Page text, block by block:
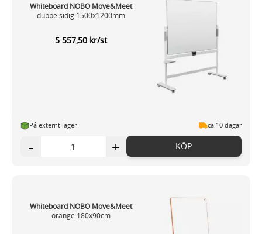
Whiteboard NOBO Move&Meet
dubbelsidig 1500x1200mm
5 557,50 kr/st
På externt lager ca 10 dagar
- + KÖP
Whiteboard NOBO Move&Meet
orange 180x90cm